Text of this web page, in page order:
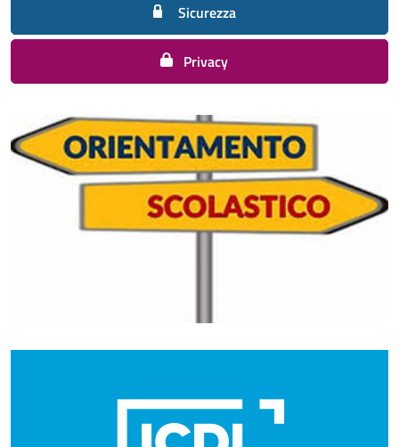
Sicurezza
Privacy